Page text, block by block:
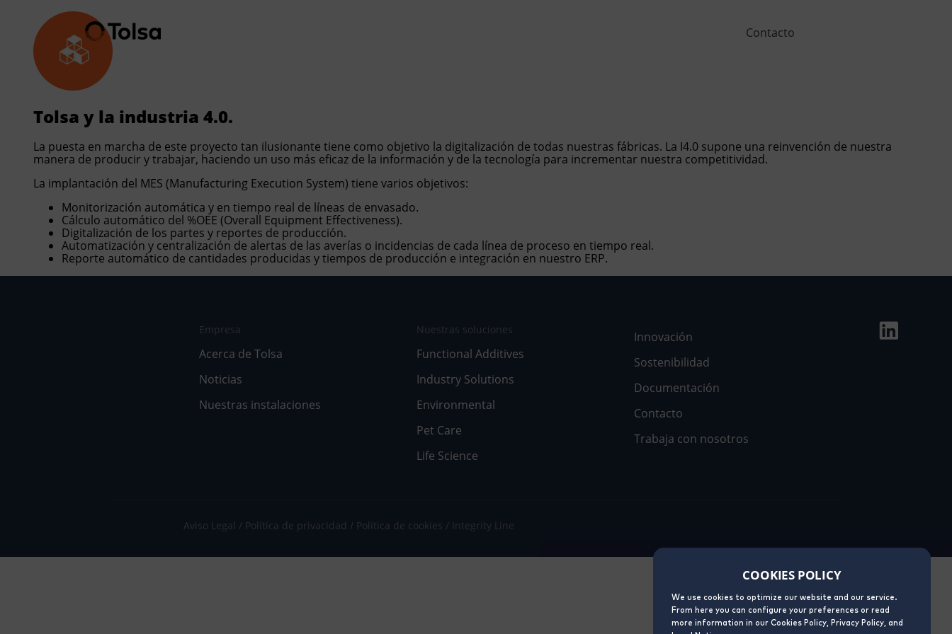
COOKIES POLICY
We use cookies to optimize our website and our service.
From here you can configure your preferences or read
more information in our Cookies Policy, Privacy Policy, and
Acerca de Tolsa
Nuestras instalaciones
Trabaja con nosotros
Documentación
Noticias
Functional Additives
Industry Solutions
Environmental
Life Science
Pet Care
Contacto
Tolsa y la industria 4.0.
La puesta en marcha de este proyecto tan ilusionante tiene como objetivo la digitalización de todas nuestras fábricas. La I4.0 supone una reinvención de nuestra
manera de producir y trabajar, haciendo un uso más eficaz de la información y de la tecnología para incrementar nuestra competitividad.
La implantación del MES (Manufacturing Execution System) tiene varios objetivos:
Monitorización automática y en tiempo real de líneas de envasado.
Cálculo automático del %OEE (Overall Equipment Effectiveness).
Digitalización de los partes y reportes de producción.
Automatización y centralización de alertas de las averías o incidencias de cada línea de proceso en tiempo real.
Reporte automático de cantidades producidas y tiempos de producción e integración en nuestro ERP.
Empresa
Acerca de Tolsa
Noticias
Nuestras instalaciones
Nuestras soluciones
Functional Additives
Industry Solutions
Environmental
Pet Care
Life Science
Innovación
Sostenibilidad
Documentación
Contacto
Trabaja con nosotros
Aviso Legal Política de privacidad Política de cookies Integrity Line